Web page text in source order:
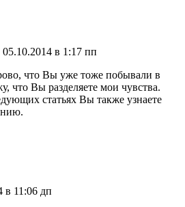
05.10.2014 в 1:17 пп
что Вы уже тоже побывали в
что Вы разделяете мои чувства.
статьях Вы также узнаете
в 11:06 дп